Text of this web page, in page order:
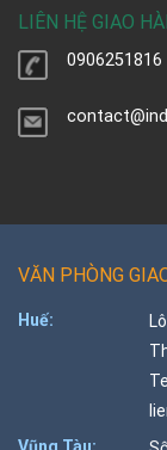
LIÊN HỆ GIAO
0906251816
VĂN PHÒNG
Huế: